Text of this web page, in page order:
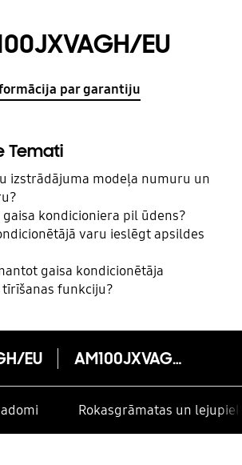
EU
par garantiju
Temati
izstrādājuma modeļa numuru un
gaisa kondicioniera pil ūdens?
varu ieslēgt apsildes
gaisa kondicionētāja
funkciju?
EU AM100JXVAGH/EU
Rokasgrāmatas un